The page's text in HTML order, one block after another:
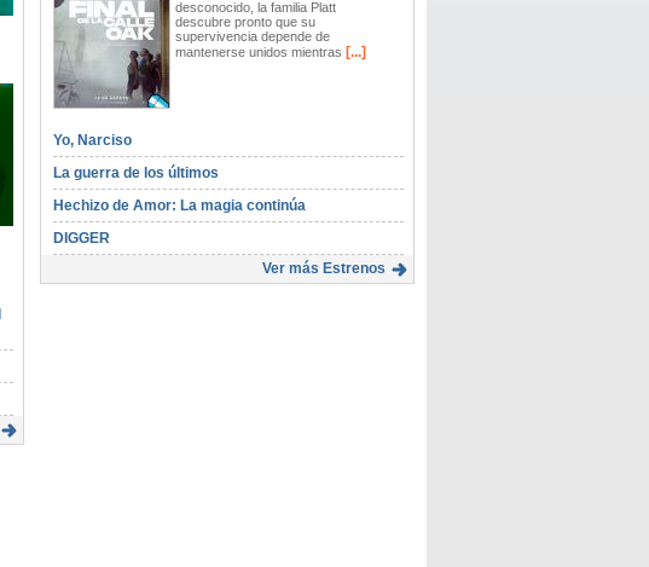
desconocido, la familia Platt
descubre pronto que su
supervivencia depende de
mantenerse unidos mientras [...]
Yo, Narciso
La guerra de los últimos
Hechizo de Amor: La magia continúa
DIGGER
Ver más Estrenos